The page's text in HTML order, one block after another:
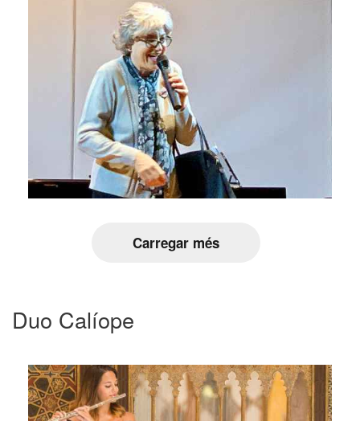
Carregar més
Duo Calíope